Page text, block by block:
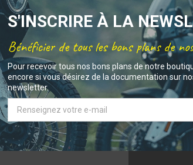
S'INSCRIRE À LA
Bénéficier de tous les bons plans de
Pour recevoir tous nos bons plans de notre
encore si vous désirez de la documentation sur
newsletter.